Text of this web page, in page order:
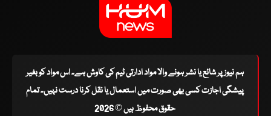
ہم نیوز پر شائع یا نشر ہونے والا مواد ادارتی ٹیم کی کاوش ہے۔ اس مواد کو بغیر
پیشگی اجازت کسی بھی صورت میں استعمال یا نقل کرنا درست نہیں۔ تمام
حقوق محفوظ ہیں © 2026